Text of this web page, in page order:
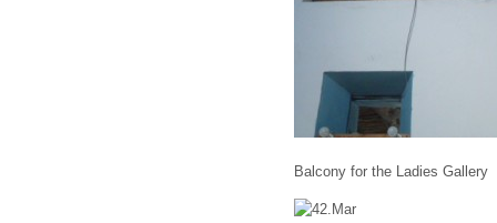
Balcony for the Ladies Gallery